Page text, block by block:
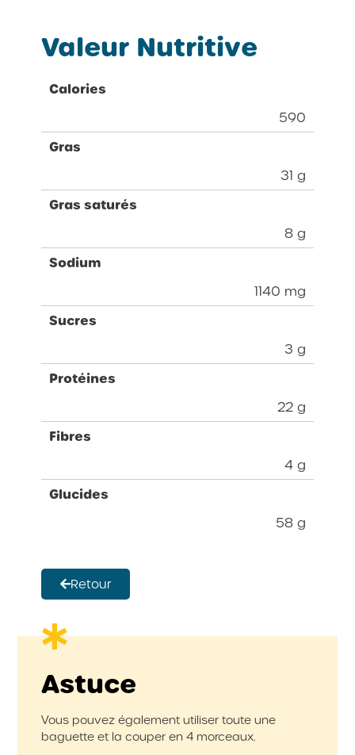
Valeur Nutritive
Calories
590
Gras
31 g
Gras saturés
8 g
Sodium
1140 mg
Sucres
3 g
Protéines
22 g
Fibres
4 g
Glucides
58 g
Retour
Astuce
Vous pouvez également utiliser toute une
baguette et la couper en 4 morceaux.